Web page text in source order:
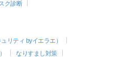
ク診断
リティ byイエラエ）
なりすまし対策